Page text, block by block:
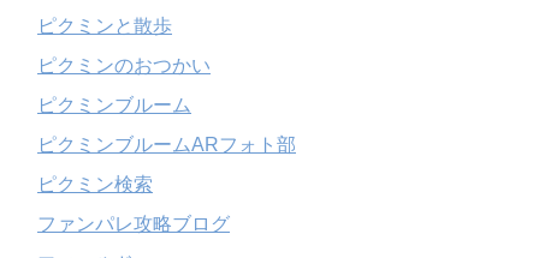
ピクミンと散歩
ピクミンのおつかい
ピクミンブルーム
ピクミンブルームARフォト部
ピクミン検索
ファンパレ攻略ブログ